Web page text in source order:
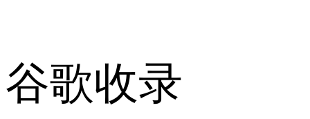
谷歌收录